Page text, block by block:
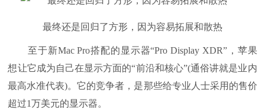
最终还是回归了方形，因为容易拓展和散热
至于新Mac Pro搭配的显示器“Pro Display XDR”，苹果
想让它成为自己在显示方面的“前沿和核心”(通俗讲就是业内
最高水准代表)。它的竞争者，是那些给专业人士采用的售价
超过1万美元的显示器。